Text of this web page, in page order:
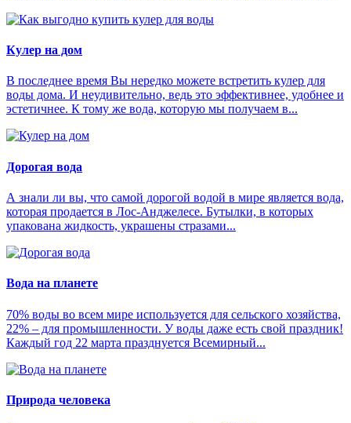
Кулер на дом
В последнее время Вы нередко можете встретить кулер для
воды дома. И неудивительно, ведь это эффективнее, удобнее и
эстетичнее. К тому же вода, которую мы получаем в...
Дорогая вода
А знали ли вы, что самой дорогой водой в мире является вода,
которая продается в Лос-Анджелесе. Бутылки, в которых
упакована жидкость, украшены стразами...
Вода на планете
70% воды во всем мире используется для сельского хозяйства,
22% – для промышленности. У воды даже есть свой праздник!
Каждый год 22 марта празднуется Всемирный...
Природа человека